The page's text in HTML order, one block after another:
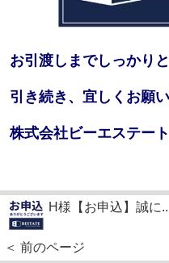
お引渡しまでしっかり
引き続き、宜しくお願い
株式会社ビーエステート
H様【お申込】誠に
＜ 前のページ